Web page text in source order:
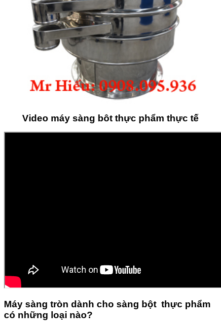
Video máy sàng bôt thực phẩm thực tế
Máy sàng tròn dành cho sàng bột thực phẩm
có những loại nào?